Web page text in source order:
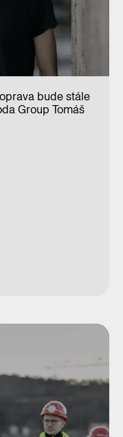
bude stále
Group Tomáš